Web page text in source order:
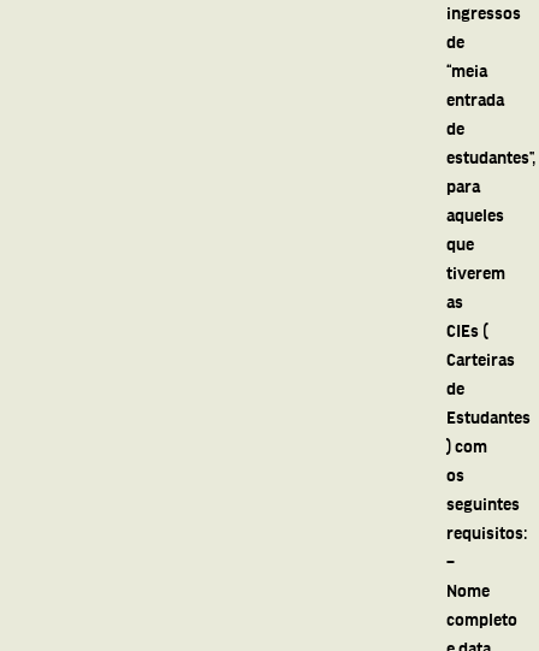
ingressos
de
“meia
entrada
de
estudantes”,
para
aqueles
que
tiverem
as
CIEs (
Carteiras
de
Estudantes
) com
os
seguintes
requisitos:
–
Nome
completo
e data